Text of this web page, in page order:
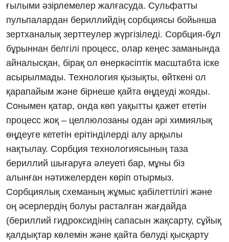
ғылыми әзірлемелер жалғасуда. Сульфатты
пульпалардан бериллийдің сорбциясы бойынша
зертханалық зерттеулер жүргізіледі. Сорбция-бұл
бұрыннан белгілі процесс, олар кеңес заманында
айналысқан, бірақ ол өнеркәсіптік масштабта іске
асырылмады. Технология қызықты, өйткені ол
қарапайым және бірнеше қайта өңдеуді жояды.
Сонымен қатар, онда көп уақытты қажет ететін
процесс жоқ – целлюлозаны одан әрі химиялық
өңдеуге кететін ерітінділерді алу арқылы
нақтылау. Сорбция технологиясының таза
бериллий шығаруға әлеуеті бар, мұны біз
алынған нәтижелерден көріп отырмыз.
Сорбциялық схеманың жұмыс қабілеттілігі және
оң әсерлердің болуы расталған жағдайда
(бериллий гидроксидінің сапасын жақсарту, сұйық
қалдықтар көлемін және қайта бөлуді қысқарту